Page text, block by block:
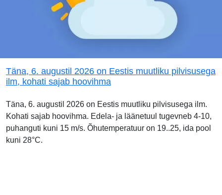
Täna, 6. augustil 2026 on Eestis muutliku pilvisusega
ilm, kohati sajab hoovihma
Täna, 6. augustil 2026 on Eestis muutliku pilvisusega ilm.
Kohati sajab hoovihma. Edela- ja läänetuul tugevneb 4-10,
puhanguti kuni 15 m/s. Õhutemperatuur on 19..25, ida pool
kuni 28°C.